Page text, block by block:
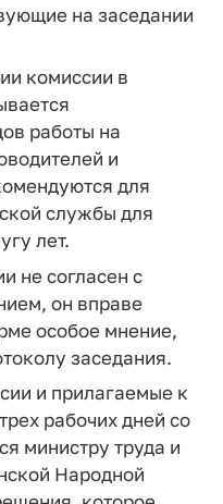
на заседании
комиссии в
работы на
и
для
службы для
лет.
не согласен с
он вправе
особое мнение,
заседания.
и прилагаемые к
рабочих дней со
министру труда и
Народной